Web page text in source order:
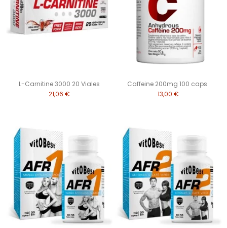
L-Carnitine 3000 20 Viales
21,06 €
Caffeine 200mg 100 caps.
13,00 €